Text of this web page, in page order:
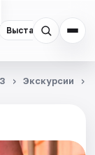
Выставки
Экскурсии